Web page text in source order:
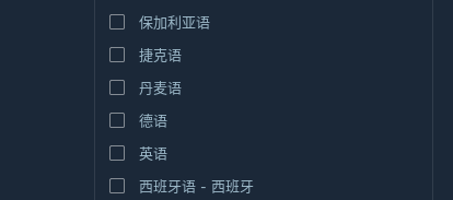
保加利亚语
捷克语
丹麦语
德语
英语
西班牙语 - 西班牙